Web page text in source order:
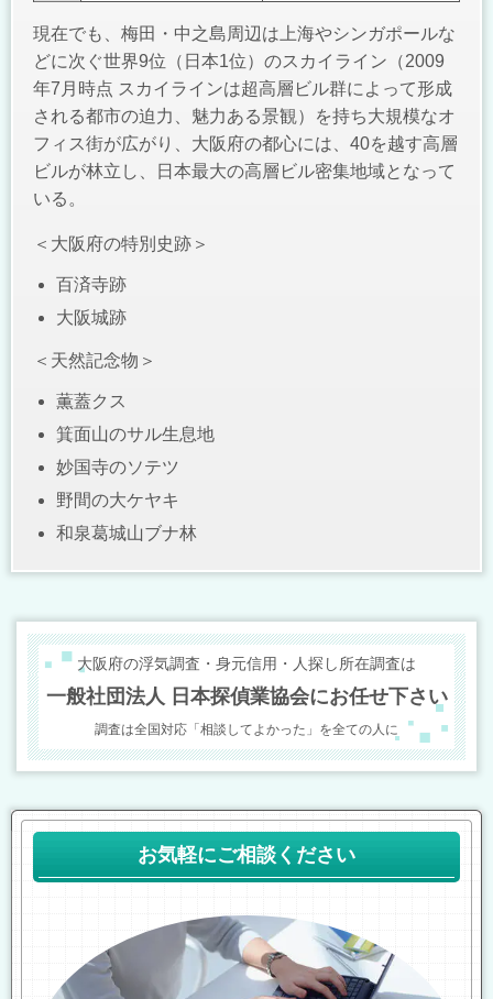
現在でも、梅田・中之島周辺は上海やシンガポールな
どに次ぐ世界9位（日本1位）のスカイライン（2009
年7月時点 スカイラインは超高層ビル群によって形成
される都市の迫力、魅力ある景観）を持ち大規模なオ
フィス街が広がり、大阪府の都心には、40を越す高層
ビルが林立し、日本最大の高層ビル密集地域となって
いる。
＜大阪府の特別史跡＞
百済寺跡
大阪城跡
＜天然記念物＞
薫蓋クス
箕面山のサル生息地
妙国寺のソテツ
野間の大ケヤキ
和泉葛城山ブナ林
大阪府の浮気調査・身元信用・人探し所在調査は
一般社団法人 日本探偵業協会にお任せ下さい
調査は全国対応「相談してよかった」を全ての人に
お気軽にご相談ください